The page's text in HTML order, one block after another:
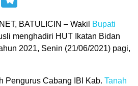
BATULICIN – Wakil
Bupati
menghadiri HUT Ikatan Bidan
2021, Senin (21/06/2021) pagi,
Pengurus Cabang IBI Kab. Tanah